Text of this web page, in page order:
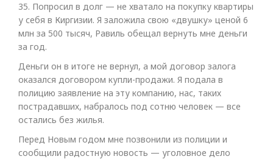
35. Попросил в долг — не хватало на покупку квартиры
у себя в Киргизии. Я заложила свою «двушку» ценой 6
млн за 500 тысяч, Равиль обещал вернуть мне деньги
за год.
Деньги он в итоге не вернул, а мой договор залога
оказался договором купли-продажи. Я подала в
полицию заявление на эту компанию, нас, таких
пострадавших, набралось под сотню человек — все
остались без жилья.
Перед Новым годом мне позвонили из полиции и
сообщили радостную новость — уголовное дело